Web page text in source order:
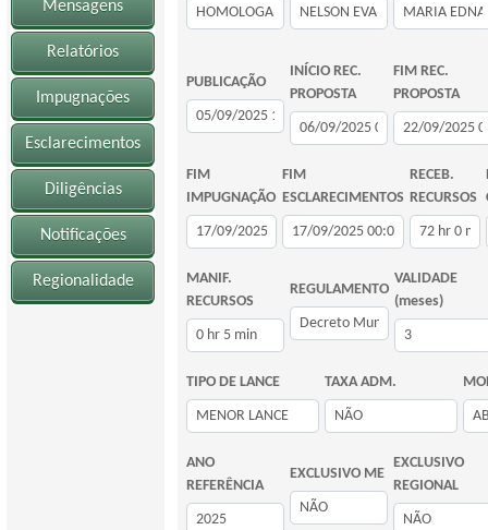
Mensagens
Relatórios
Impugnações
Esclarecimentos
Diligências
Notificações
Regionalidade
PUBLICAÇÃO
INÍCIO REC.
PROPOSTA
FIM REC.
PROPOSTA
FIM
IMPUGNAÇÃO
FIM
ESCLARECIMENTOS
RECEB.
RECURSOS
MANIF.
RECURSOS
REGULAMENTO
VALIDADE
(meses)
TIPO DE LANCE TAXA ADM.
ANO
REFERÊNCIA
EXCLUSIVO ME
EXCLUSIVO
REGIONAL